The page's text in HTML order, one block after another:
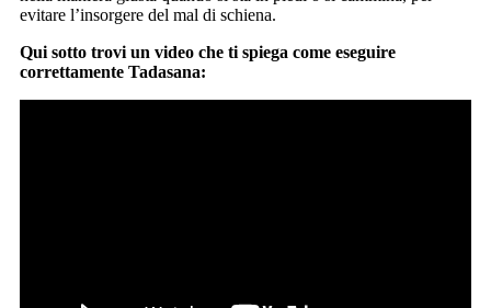
evitare l’insorgere del mal di schiena.
Qui sotto trovi un video che ti spiega come eseguire
correttamente Tadasana: